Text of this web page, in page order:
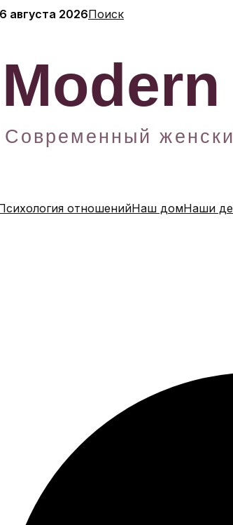
6 августа 2026Поиск
отношенийНаш домНаши